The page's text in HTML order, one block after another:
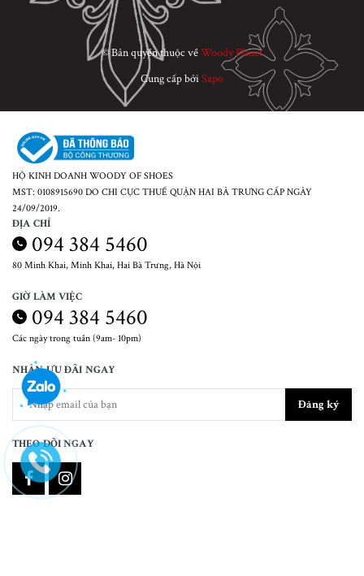
© Bản quyền thuộc vềWoody Planet
Cung cấp bởiSapo
HỘ KINH DOANH WOODY OF SHOES
MST: 0108915690 DO CHI CỤC THUẾ QUẬN HAI BÀ TRƯNG CẤP NGÀY
24/09/2019.
ĐỊA CHỈ
094 384 5460
80 Minh Khai, Minh Khai, Hai Bà Trưng, Hà Nội
GIỜ LÀM VIỆC
094 384 5460
Các ngày trong tuần (9am- 10pm)
NHẬN ƯU ĐÃI NGAY
Đăng ký
THEO DÕI NGAY